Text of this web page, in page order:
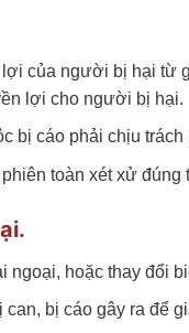
của người bị hại
lợi cho người bị hại.
cáo phải chịu
toàn xét xử
hoặc thay đổi
bị cáo gây ra để